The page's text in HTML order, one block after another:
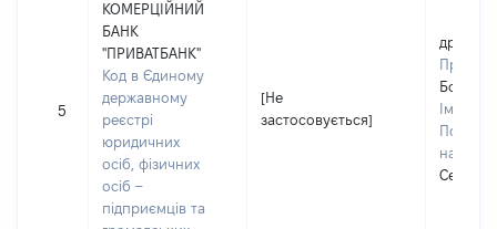
5
КОМЕРЦІЙНИЙ
БАНК
"ПРИВАТБАНК"
Код в Єдиному
державному
реєстрі
юридичних
осіб, фізичних
осіб –
підприємців та
[Не
застосовується]
Ім'я:
По